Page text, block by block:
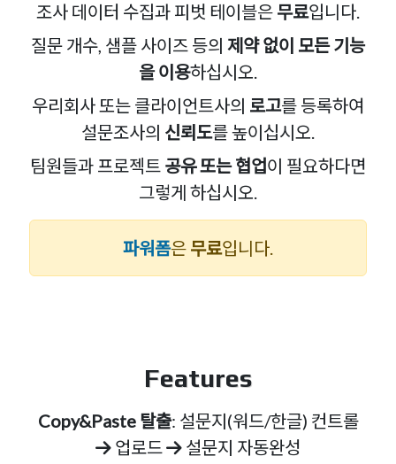
조사 데이터 수집과 피벗 테이블은 무료입니다.
질문 개수, 샘플 사이즈 등의 제약 없이 모든 기능
을 이용하십시오.
우리회사 또는 클라이언트사의 로고를 등록하여
설문조사의 신뢰도를 높이십시오.
팀원들과 프로젝트 공유 또는 협업이 필요하다면
그렇게 하십시오.
파워폼은 무료입니다.
Features
Copy&Paste 탈출: 설문지(워드/한글) 컨트롤
업로드
설문지 자동완성